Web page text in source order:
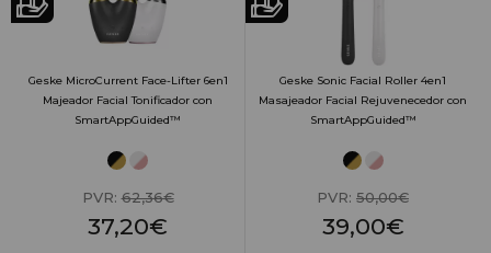
Geske MicroCurrent Face-Lifter 6en1
Majeador Facial Tonificador con
SmartAppGuided™
PVR:62,36€
37,20€
Geske Sonic Facial Roller 4en1
Masajeador Facial Rejuvenecedor con
SmartAppGuided™
PVR: 50,00€
39,00€